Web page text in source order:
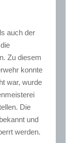
auch der
Zu diesem
konnte
war, wurde
Die
und
werden.